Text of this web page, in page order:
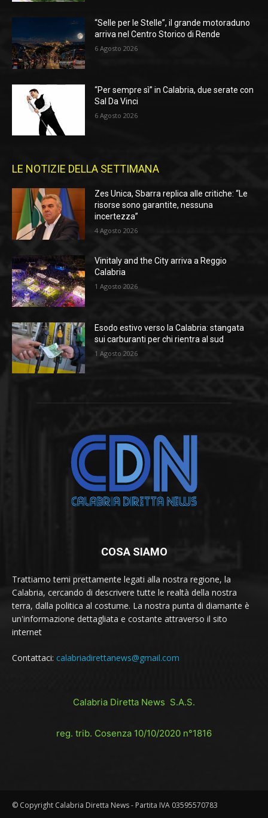
“Selle per le Stelle”, il grande motoraduno
arriva nel Centro Storico di Rende
6 Agosto 2026
“Per sempre sì” in Calabria, due serate con
Sal Da Vinci
6 Agosto 2026
LE NOTIZIE DELLA SETTIMANA
Zes Unica, Sbarra replica alle critiche: “Le
risorse sono garantite, nessuna
incertezza”
4 Agosto 2026
Vinitaly and the City arriva a Reggio
Calabria
1 Agosto 2026
Esodo estivo verso la Calabria: stangata
sui carburanti per chi rientra al sud
1 Agosto 2026
COSA SIAMO
Trattiamo temi prettamente legati alla nostra regione, la
Calabria, cercando di descrivere tutte le realtà della nostra
terra, dalla politica al costume. La nostra punta di diamante è
un'informazione dettagliata e costante attraverso il sito
internet
Contattaci: calabriadirettanews@gmail.com
Calabria Diretta News S.A.S.
reg. trib. Cosenza 10/10/2020 n°1816
© Copyright Calabria Diretta News - Partita IVA 03595570783